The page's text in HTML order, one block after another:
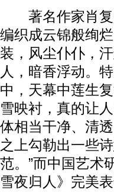
著名作家肖复
编织成云锦般绚
装，风尘仆仆，
人，暗香浮动。
中，天幕中莲生
雪映衬，真的让
体相当干净、清
之上勾勒出一些
范。”而中国艺术
雪夜归人》完美